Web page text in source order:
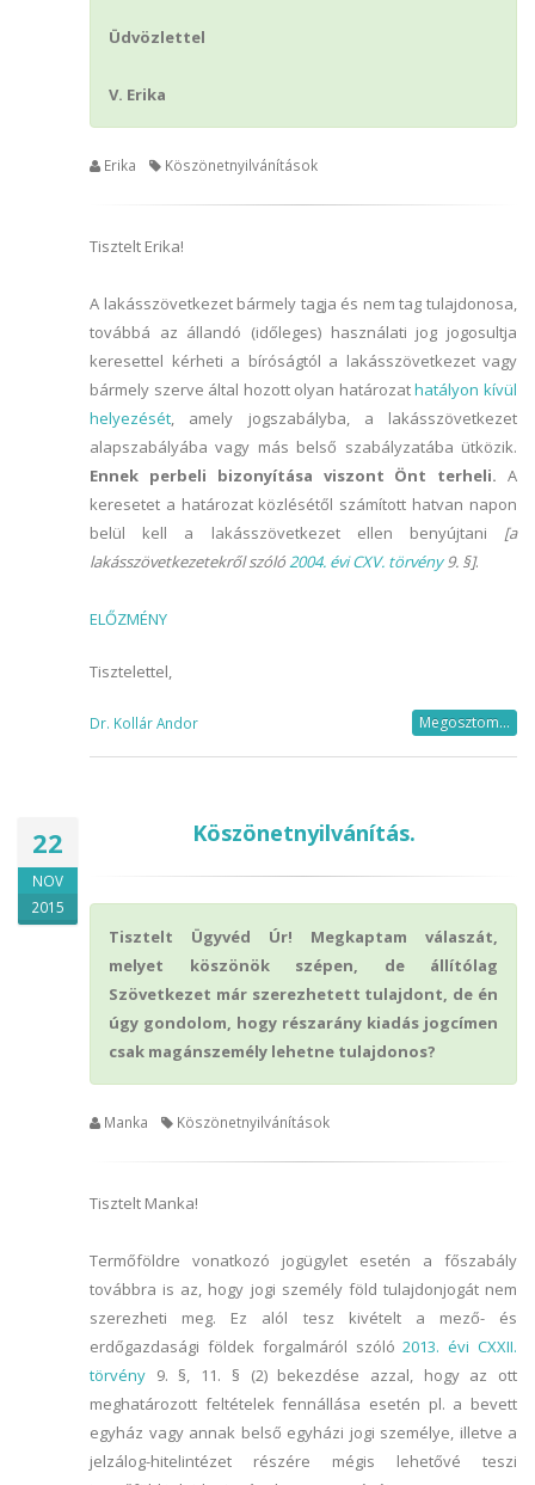
Üdvözlettel
V. Erika
Erika Köszönetnyilvánítások
Tisztelt Erika!
A lakásszövetkezet bármely tagja és nem tag tulajdonosa,
továbbá az állandó (időleges) használati jog jogosultja
keresettel kérheti a bíróságtól a lakásszövetkezet vagy
bármely szerve által hozott olyan határozathatályon kívül
helyezését, amely jogszabályba, a lakásszövetkezet
alapszabályába vagy más belső szabályzatába ütközik.
Ennek perbeli bizonyítása viszont Önt terheli. A
keresetet a határozat közlésétől számított hatvan napon
belül kell a lakásszövetkezet ellen benyújtani [a
lakásszövetkezetekről szóló2004. évi CXV. törvény9. §].
ELŐZMÉNY
Tisztelettel,
Dr. Kollár Andor Megosztom...
22
NOV
2015
Köszönetnyilvánítás.
Tisztelt Ügyvéd Úr! Megkaptam válaszát,
melyet köszönök szépen, de állítólag
Szövetkezet már szerezhetett tulajdont, de én
úgy gondolom, hogy részarány kiadás jogcímen
csak magánszemély lehetne tulajdonos?
Manka Köszönetnyilvánítások
Tisztelt Manka!
Termőföldre vonatkozó jogügylet esetén a főszabály
továbbra is az, hogy jogi személy föld tulajdonjogát nem
szerezheti meg. Ez alól tesz kivételt a mező- és
erdőgazdasági földek forgalmáról szóló2013. évi CXXII.
törvény 9. §, 11. § (2) bekezdése azzal, hogy az ott
meghatározott feltételek fennállása esetén pl. a bevett
egyház vagy annak belső egyházi jogi személye, illetve a
jelzálog-hitelintézet részére mégis lehetővé teszi